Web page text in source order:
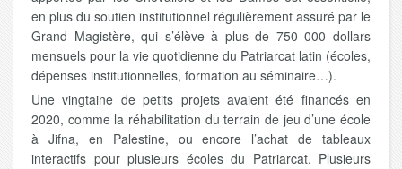
en plus du soutien institutionnel régulièrement assuré par le
Grand Magistère, qui s’élève à plus de 750 000 dollars
mensuels pour la vie quotidienne du Patriarcat latin (écoles,
dépenses institutionnelles, formation au séminaire…).
Une vingtaine de petits projets avaient été financés en
2020, comme la réhabilitation du terrain de jeu d’une école
à Jifna, en Palestine, ou encore l’achat de tableaux
interactifs pour plusieurs écoles du Patriarcat. Plusieurs